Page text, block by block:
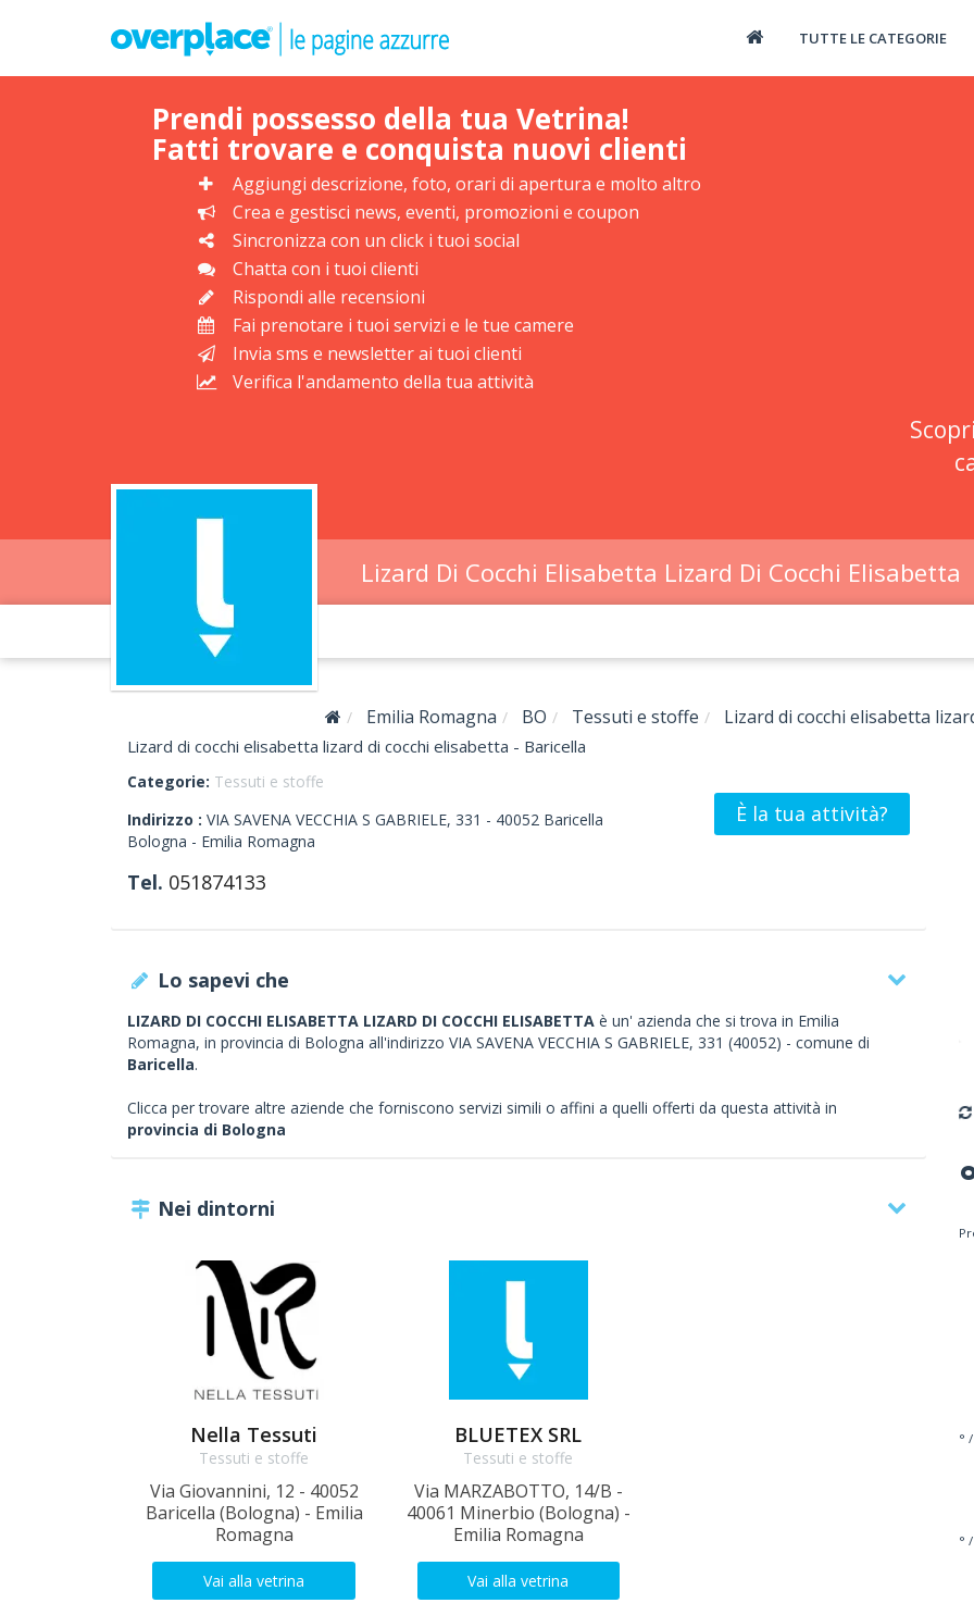
TUTTE LE CATEGORIE
Prendi possesso della tua Vetrina!
Fatti trovare e conquista nuovi clienti
Aggiungi descrizione, foto, orari di apertura e molto altro
Crea e gestisci news, eventi, promozioni e coupon
Sincronizza con un click i tuoi social
Chatta con i tuoi clienti
Rispondi alle recensioni
Fai prenotare i tuoi servizi e le tue camere
Invia sms e newsletter ai tuoi clienti
Verifica l'andamento della tua attività
Lizard Di Cocchi Elisabetta Lizard Di Cocchi Elisabetta
Emilia Romagna BO Tessuti e stoffe Lizard di cocchi elisabetta
Lizard di cocchi elisabetta lizard di cocchi elisabetta - Baricella
Categorie: Tessuti e stoffe
Indirizzo : VIA SAVENA VECCHIA S GABRIELE, 331 - 40052 Baricella
Bologna - Emilia Romagna
Tel. 051874133
È la tua attività?
Lo sapevi che
LIZARD DI COCCHI ELISABETTA LIZARD DI COCCHI ELISABETTA è un' azienda che si trova in Emilia
Romagna, in provincia di Bologna all'indirizzo VIA SAVENA VECCHIA S GABRIELE, 331 (40052) - comune di
Baricella.
Clicca per trovare altre aziende che forniscono servizi simili o affini a quelli offerti da questa attività in
provincia di Bologna
Nei dintorni
Nella Tessuti
Tessuti e stoffe
Via Giovannini, 12 - 40052
Baricella (Bologna) - Emilia
Romagna
Vai alla vetrina
BLUETEX SRL
Tessuti e stoffe
Via MARZABOTTO, 14/B -
40061 Minerbio (Bologna) -
Emilia Romagna
Vai alla vetrina
°
°